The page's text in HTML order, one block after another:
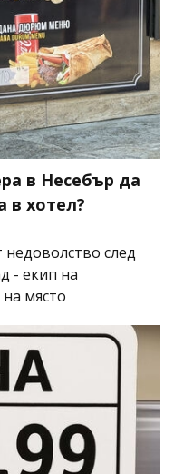
в Несебър да
в хотел?
след
- екип на
място